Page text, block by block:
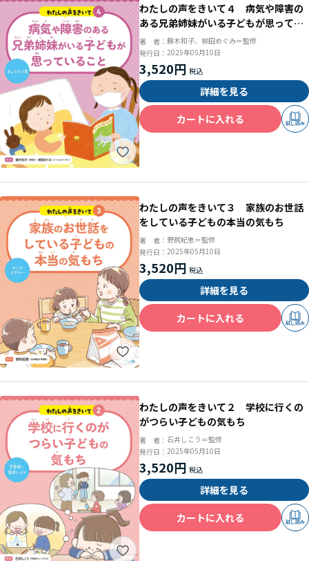
わたしの声をきいて４ 病気や障害の
ある兄弟姉妹がいる子どもが思ってい
ること
著 者： 藤木和子、柳田めぐみ＝監修
発行日： 2025年05月10日
3,520円
詳細を見る
カートに入れる
試し読み
わたしの声をきいて３ 家族のお世話
をしている子どもの本当の気もち
著 者： 野尻紀恵＝監修
発行日： 2025年05月10日
3,520円
詳細を見る
カートに入れる
試し読み
わたしの声をきいて２ 学校に行くの
がつらい子どもの気もち
著 者： 石井しこう＝監修
発行日： 2025年05月10日
3,520円
詳細を見る
カートに入れる
試し読み